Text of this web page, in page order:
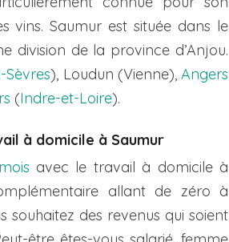
vins. Saumur est située dans le
division de la province d’Anjou.
Sèvres), Loudun (Vienne),Angers
(Indre-et-Loire).
à domicile à Saumur
avec le travail à domicile à
allant de zéro à
souhaitez des revenus qui soient